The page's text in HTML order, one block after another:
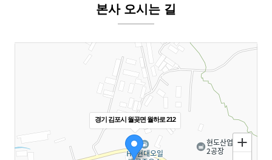
본사 오시는 길
경기 김포시 월곶면 월하로 212